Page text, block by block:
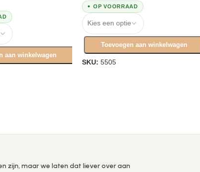
aan winkelwagen
OP VOORRAAD
Toevoegen aan winkelwagen
SKU: 5505
zijn, maar we laten dat liever over aan